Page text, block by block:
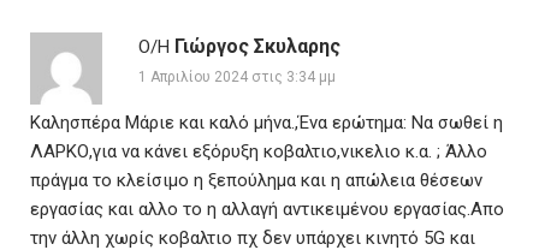
Ο/Η Γιώργος Σκυλαρης
1 Απριλίου 2024 στις 3:34 μμ
Καλησπέρα Μάριε και καλό μήνα.,Ένα ερώτημα: Να σωθεί η
ΛΑΡΚΟ,για να κάνει εξόρυξη κοβαλτιο,νικελιο κ.α. ; Άλλο
πράγμα το κλείσιμο η ξεπούλημα και η απώλεια θέσεων
εργασίας και αλλο το η αλλαγή αντικειμένου εργασίας.Απο
την άλλη χωρίς κοβαλτιο πχ δεν υπάρχει κινητό 5G και